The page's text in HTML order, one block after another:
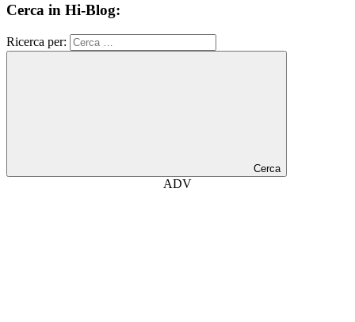
Cerca in Hi-Blog:
Ricerca per:
Cerca
ADV